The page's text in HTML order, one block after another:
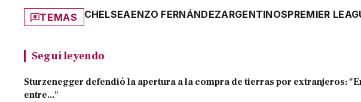
TEMAS CHELSEAENZO FERNÁNDEZARGENTINOSPREMIER
Seguí leyendo
Sturzenegger defendió la apertura a la compra de tierras por extranjeros:
entre..."